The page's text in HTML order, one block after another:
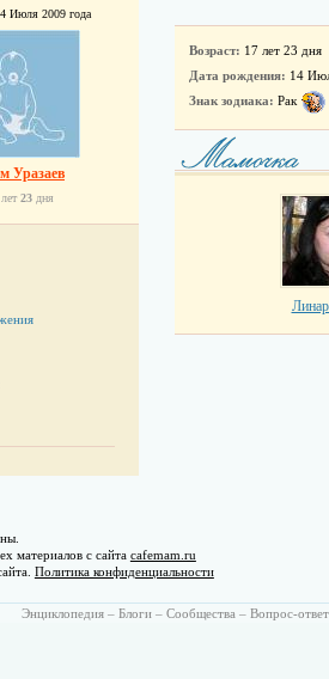
Июля 2009 года
Уразаев
лет 23 дня
Возраст: 17 лет 23 дня
Дата рождения: 14
Знак зодиака: Рак
материалов с сайта cafemam.ru
Политика конфиденциальности
Энциклопедия – Блоги – Сообщества – Вопрос-ответ